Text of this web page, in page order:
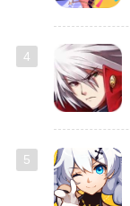
4
5